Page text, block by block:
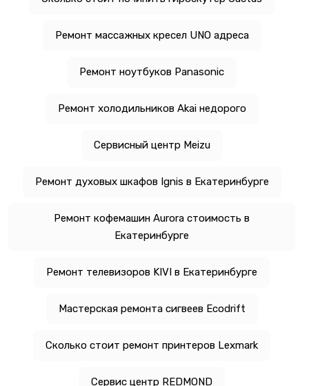
Ремонт массажных кресел UNO адреса
Ремонт ноутбуков Panasonic
Ремонт холодильников Akai недорого
Сервисный центр Meizu
Ремонт духовых шкафов Ignis в Екатеринбурге
Ремонт кофемашин Aurora стоимость в
Екатеринбурге
Ремонт телевизоров KIVI в Екатеринбурге
Мастерская ремонта сигвеев Ecodrift
Сколько стоит ремонт принтеров Lexmark
Сервис центр REDMOND